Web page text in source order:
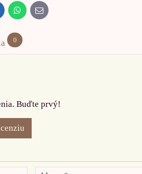
WhatsApp
E-
mail
0
Buďte prvý!